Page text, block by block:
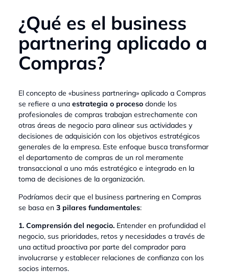
¿Qué es el business
partnering aplicado a
Compras?
El concepto de «business partnering» aplicado a Compras
se refiere a una estrategia o proceso donde los
profesionales de compras trabajan estrechamente con
otras áreas de negocio para alinear sus actividades y
decisiones de adquisición con los objetivos estratégicos
generales de la empresa. Este enfoque busca transformar
el departamento de compras de un rol meramente
transaccional a uno más estratégico e integrado en la
toma de decisiones de la organización.
Podríamos decir que el business partnering en Compras
se basa en 3 pilares fundamentales:
1. Comprensión del negocio. Entender en profundidad el
negocio, sus prioridades, retos y necesidades a través de
una actitud proactiva por parte del comprador para
involucrarse y establecer relaciones de confianza con los
socios internos.